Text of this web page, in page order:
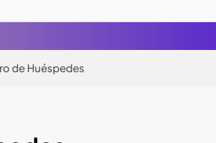
de Huéspedes